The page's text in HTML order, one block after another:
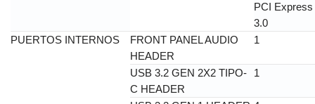
PCI
3.0
PUERTOS INTERNOS
FRONT PANEL AUDIO
HEADER
1
USB 3.2 GEN 2X2 TIPO-
C HEADER
1